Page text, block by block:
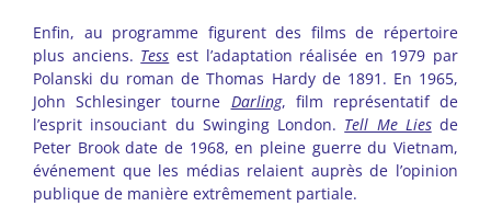
Enfin, au programme figurent des films de répertoire
plus anciens. Tess est l’adaptation réalisée en 1979 par
Polanski du roman de Thomas Hardy de 1891. En 1965,
John Schlesinger tourne Darling, film représentatif de
l’esprit insouciant du Swinging London. Tell Me Liesde
Peter Brook date de 1968, en pleine guerre du Vietnam,
événement que les médias relaient auprès de l’opinion
publique de manière extrêmement partiale.